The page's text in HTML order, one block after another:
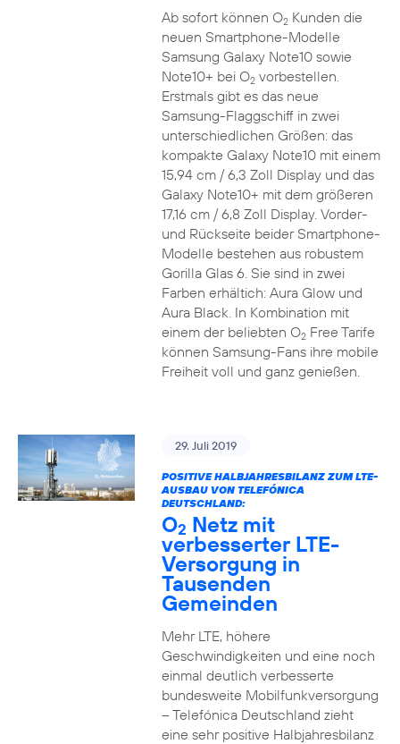
Ab sofort können O2Kunden die
neuen Smartphone-Modelle
Samsung Galaxy Note10 sowie
Note10+ bei O2vorbestellen.
Erstmals gibt es das neue
Samsung-Flaggschiff in zwei
unterschiedlichen Größen: das
kompakte Galaxy Note10 mit einem
15,94 cm / 6,3 Zoll Display und das
Galaxy Note10+ mit dem größeren
17,16 cm / 6,8 Zoll Display. Vorder-
und Rückseite beider Smartphone-
Modelle bestehen aus robustem
Gorilla Glas 6. Sie sind in zwei
Farben erhältich: Aura Glow und
Aura Black. In Kombination mit
einem der beliebten O2Free Tarife
können Samsung-Fans ihre mobile
Freiheit voll und ganz genießen.
29. Juli 2019
POSITIVE HALBJAHRESBILANZ ZUM LTE-
AUSBAU VON TELEFÓNICA
DEUTSCHLAND:
O2 Netz mit
verbesserter LTE-
Versorgung in
Tausenden
Gemeinden
Mehr LTE, höhere
Geschwindigkeiten und eine noch
einmal deutlich verbesserte
bundesweite Mobilfunkversorgung
– Telefónica Deutschland zieht
eine sehr positive Halbjahresbilanz